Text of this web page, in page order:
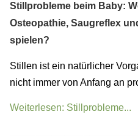
Stillprobleme beim Baby:
Osteopathie, Saugreflex
spielen?
Stillen ist ein natürlicher
nicht immer von Anfang an
Weiterlesen: Stillprobleme...